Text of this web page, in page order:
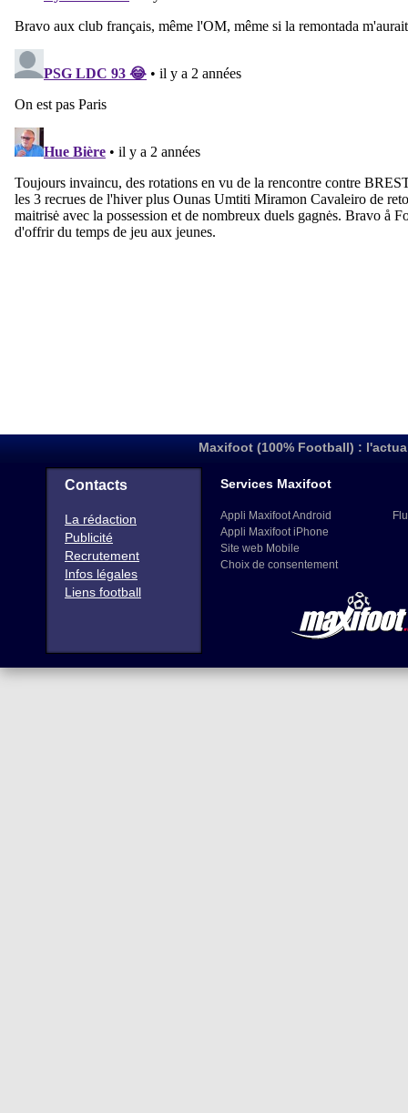
Maxifoot (100% Football) :
Contacts
La rédaction
Publicité
Recrutement
Infos légales
Liens football
Services Maxifoot
Appli Maxifoot Android
Appli Maxifoot iPhone
Site web Mobile
Choix de consentement